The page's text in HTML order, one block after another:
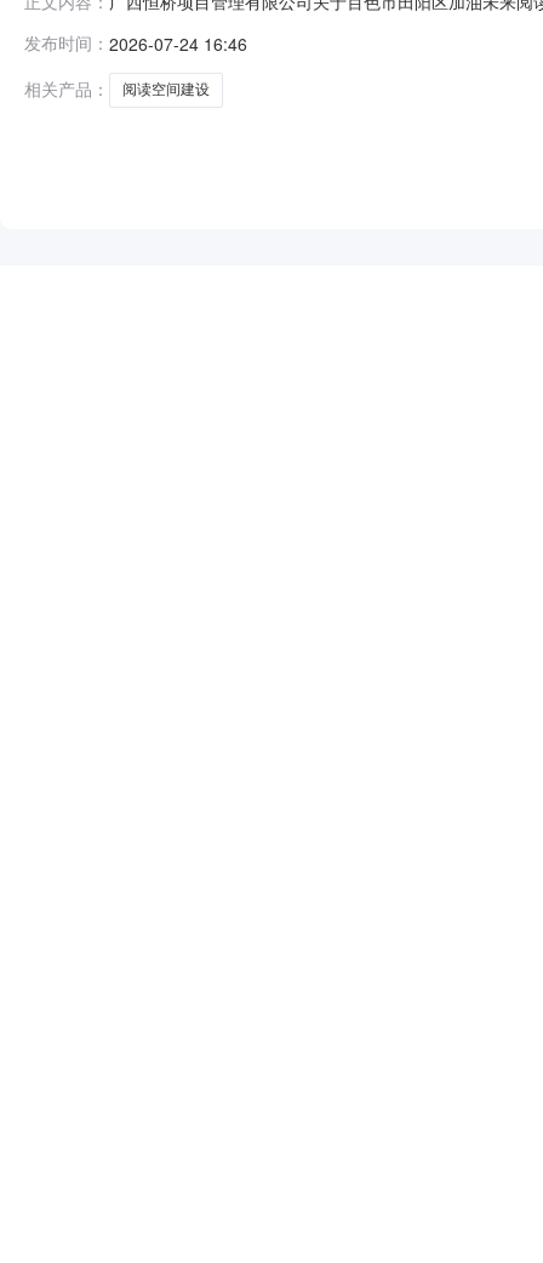
空间项目采购方式：竞争性磋商预算总金额（元）：
发布时间： 2026-07-24 16:46
相关产品：
阅读空间建设